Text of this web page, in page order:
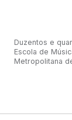
Duzentos e
Escola de
Metropolitana